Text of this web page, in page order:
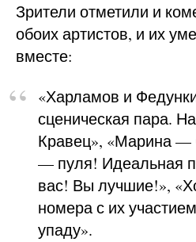
Зрители отметили и
обоих артистов, и их
вместе:
«Харламов и
сценическая пара.
Кравец», «Марина
— пуля! Идеальная
вас! Вы лучшие!»,
номера с их
упаду».